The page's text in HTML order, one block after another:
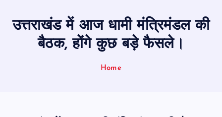
उत्तराखंड में आज धामी मंत्रिमंडल की
बैठक, होंगे कुछ बड़े फैसले।
Home